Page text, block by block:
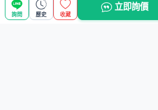
詢問 歷史 收藏
立即詢價